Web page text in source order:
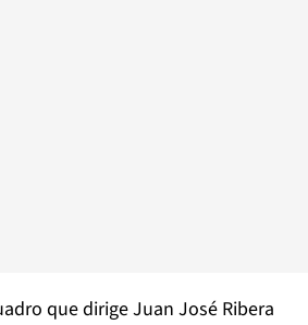
que dirige Juan José Ribera